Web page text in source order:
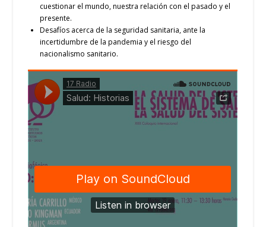
cuestionar el mundo, nuestra relación con el pasado y el
presente.
Desafíos acerca de la seguridad sanitaria, ante la
incertidumbre de la pandemia y el riesgo del
nacionalismo sanitario.